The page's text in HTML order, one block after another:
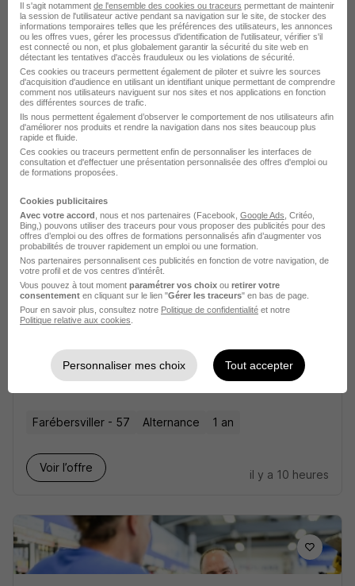
Alternance - Chargé de
Développement Commercial&
Recrutement H/F
IMC
Saint-Avold - 57
Voir l’offre
il y a 3 jours
Alternance - Assistant Commercial
H/F
Farébersviller - 57 Alternance 1 an
Voir l’offre
il y a 10 heures
Il s'agit notamment de l'ensemble des cookies ou traceurs permettant de maintenir
la session de l'utilisateur active pendant sa navigation sur le site, de stocker des
informations temporaires telles que les préférences des utilisateurs, les annonces
ou les offres vues, gérer les processus d'identification de l'utilisateur, vérifier s'il
est connecté ou non, et plus globalement garantir la sécurité du site web en
détectant les tentatives d'accès frauduleux ou les violations de sécurité.
Ces cookies ou traceurs permettent également de piloter et suivre les sources
d'acquisition d'audience en utilisant un identifiant unique permettant de comprendre
comment nos utilisateurs naviguent sur nos sites et nos applications en fonction
des différentes sources de trafic.
Ils nous permettent également d’observer le comportement de nos utilisateurs afin
d'améliorer nos produits et rendre la navigation dans nos sites beaucoup plus
rapide et fluide.
Ces cookies ou traceurs permettent enfin de personnaliser les interfaces de
consultation et d'effectuer une présentation personnalisée des offres d'emploi ou
de formations proposées.
Cookies publicitaires
Avec votre accord , nous et nos partenaires (Facebook, Google Ads , Critéo,
Bing,) pouvons utiliser des traceurs pour vous proposer des publicités pour des
offres d’emploi ou des offres de formations personnalisés afin d’augmenter vos
probabilités de trouver rapidement un emploi ou une formation.
Nos partenaires personnalisent ces publicités en fonction de votre navigation, de
votre profil et de vos centres d’intérêt.
Vous pouvez à tout moment paramétrer vos choix ou retirer votre
consentement en cliquant sur le lien "Gérer les traceurs" en bas de page.
Pour en savoir plus, consultez notre Politique de confidentialité et notre
Politique relative aux cookies
Personnaliser mes choix Tout accepter